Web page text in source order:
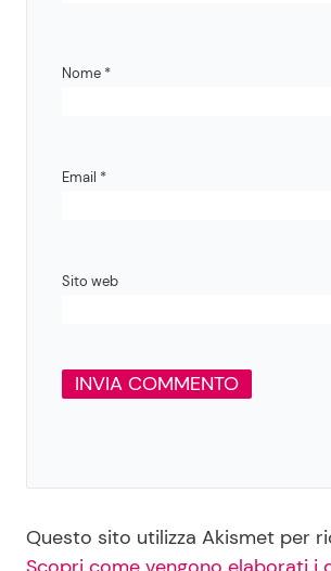
Nome *
Email *
Sito web
Questo sito utilizza Akismet per